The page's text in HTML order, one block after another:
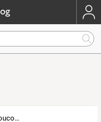
Le blog de nounoucoindespetits